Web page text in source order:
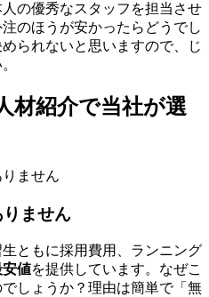
の優秀なスタッフを担当させ
のほうが安かったらどうでし
られないと思いますので、じ
材紹介で当社が選
ません
ともに採用費用、ランニング
安値を提供しています。なぜこ
しょうか？理由は簡単で「無